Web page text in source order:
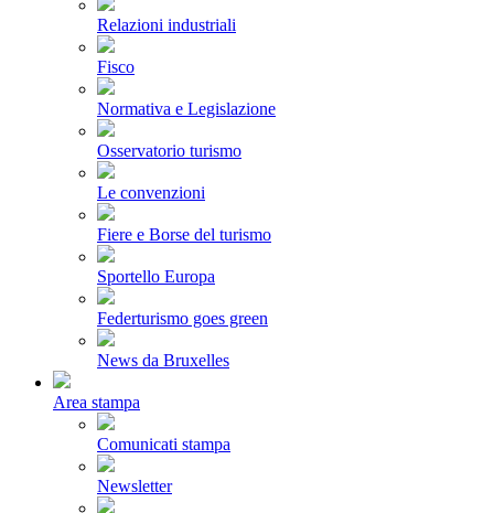
Relazioni industriali
Fisco
Normativa e Legislazione
Osservatorio turismo
Le convenzioni
Fiere e Borse del turismo
Sportello Europa
Federturismo goes green
News da Bruxelles
Area stampa
Comunicati stampa
Newsletter